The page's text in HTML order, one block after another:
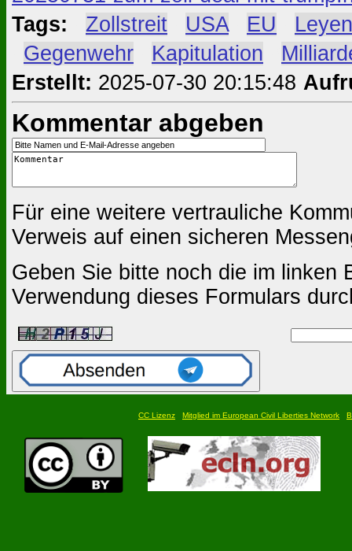
Tags:
Zollstreit USA EU
Leyen
Gegenwehr Kapitulation
Erstellt: 2025-07-30 20:15:48
Kommentar abgeben
Für eine weitere vertrauliche
Verweis auf einen sicheren
Geben Sie bitte noch die im linken
Verwendung dieses Formulars
CC Lizenz Mitglied im European Civil Liberties Network